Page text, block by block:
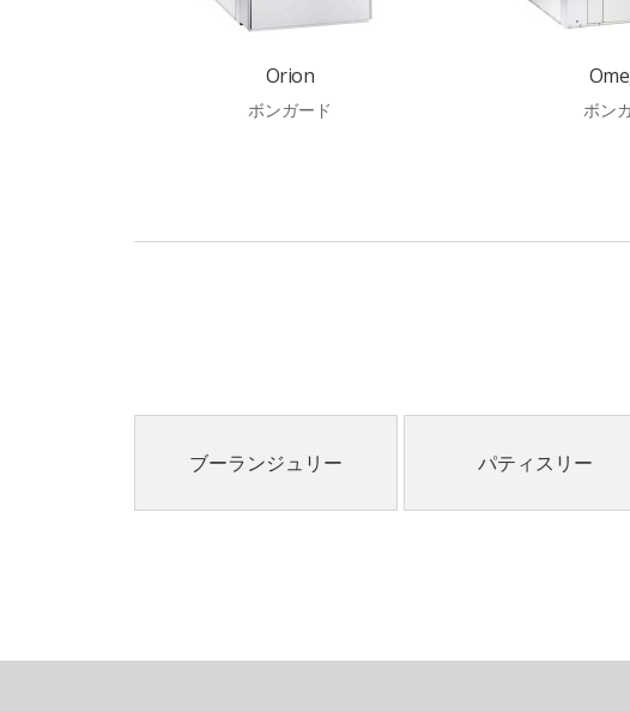
Orion
ボンガード ボン
ブーランジュリー パティスリー